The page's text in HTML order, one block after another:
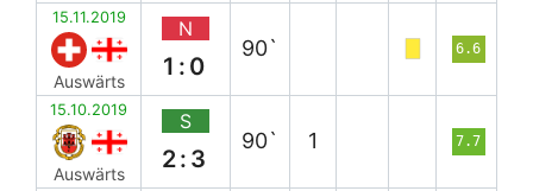
15.11.2019
Auswärts
N
1:0
90` 6.6
15.10.2019
Auswärts
S
2:3
90` 1 7.7